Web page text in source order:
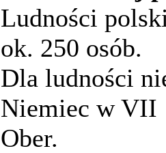
Ludności
ok. 250 osób.
Dla ludności
Niemiec w VII
Ober.